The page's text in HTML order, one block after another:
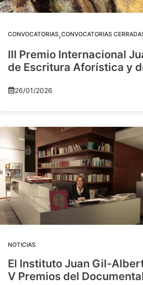
CONVOCATORIAS,CONVOCATORIAS
III Premio Internacional
de Escritura Aforística y
26/01/2026
NOTICIAS
El Instituto Juan Gil-
V Premios del